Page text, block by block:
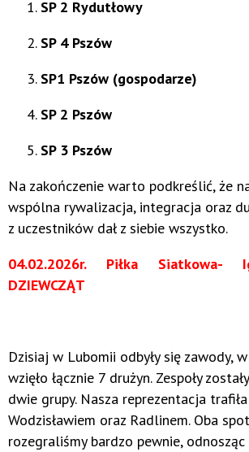
SP 2 Rydutłowy
SP 4 Pszów
SP1 Pszów (gospodarze)
SP 2 Pszów
SP 3 Pszów
Na zakończenie warto podkreślić, że
wspólna rywalizacja, integracja oraz
z uczestników dał z siebie wszystko.
04.02.2026r. Piłka Siatkowa-
DZIEWCZĄT
Dzisiaj w Lubomii odbyły się zawody,
wzięło łącznie 7 drużyn. Zespoły
dwie grupy. Nasza reprezentacja
Wodzisławiem oraz Radlinem. Oba
rozegraliśmy bardzo pewnie,